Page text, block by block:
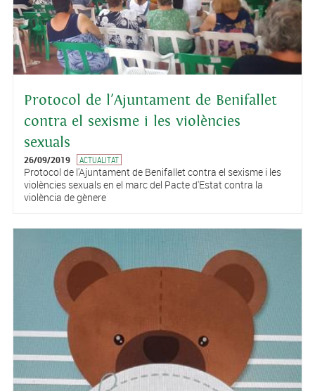
Protocol de l'Ajuntament de Benifallet
contra el sexisme i les violències
sexuals
26/09/2019 ACTUALITAT
Protocol de l'Ajuntament de Benifallet contra el sexisme i les
violències sexuals en el marc del Pacte d'Estat contra la
violència de gènere